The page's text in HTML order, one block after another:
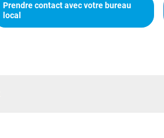
Prendre contact avec votre bureau
local